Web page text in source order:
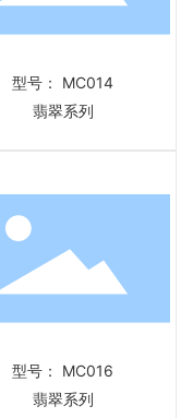
型号： MC014
翡翠系列
型号： MC016
翡翠系列